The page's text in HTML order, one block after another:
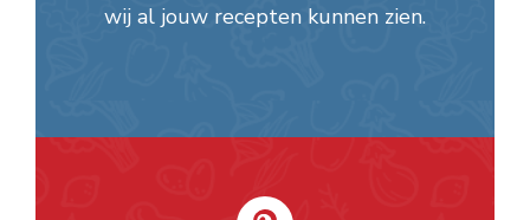
wij al jouw recepten kunnen zien.